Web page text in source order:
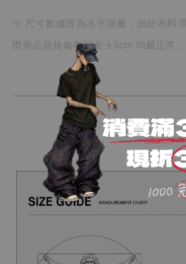
※ 尺寸數據皆為水平測量， 由於布料
際商品規格略有誤差 ±3cm 均屬正常。